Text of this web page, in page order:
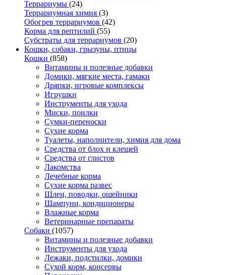
Террариумы (24)
Террариумная химия (3)
Обогрев террариумов (42)
Корма для рептилий (55)
Субстраты для террариумов (20)
Кошки, собаки, грызуны, птицы
Кошки (858)
Витамины и полезные добавки
Домики, мягкие места, гамаки
Дряпки, игровые комплексы
Игрушки
Инструменты для ухода
Миски, поилки
Сумки-переноски
Сухие корма
Туалеты, наполнители, химия для дома
Средства от блох и клещей
Средства от глистов
Лакомства
Лечебные корма
Сухие корма развес
Шлеи, поводки, ошейники
Шампуни, кондиционеры
Влажные корма
Ветеринарные препараты
Собаки (1057)
Витамины и полезные добавки
Инструменты для ухода
Лежаки, подстилки, домики
Сухой корм, консервы